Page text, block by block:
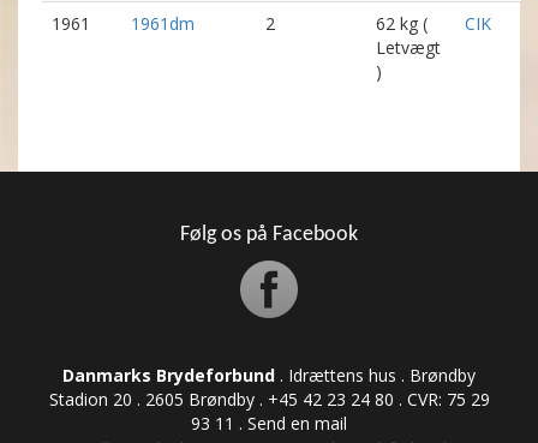
1961 1961dm 2
62 kg (
Letvægt
)
CIK
Følg os på Facebook
Danmarks Brydeforbund . Idrættens hus . Brøndby
Stadion 20 . 2605 Brøndby . +45 42 23 24 80 . CVR: ​​​​​​75 29
93 11 . Send en mail